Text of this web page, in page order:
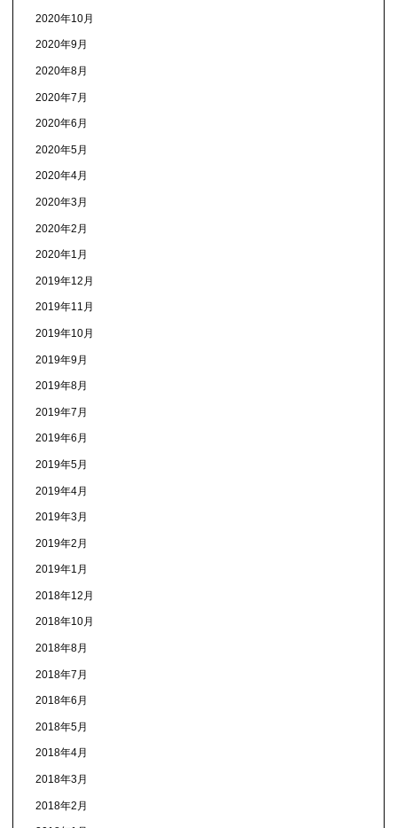
2020年10月
2020年9月
2020年8月
2020年7月
2020年6月
2020年5月
2020年4月
2020年3月
2020年2月
2020年1月
2019年12月
2019年11月
2019年10月
2019年9月
2019年8月
2019年7月
2019年6月
2019年5月
2019年4月
2019年3月
2019年2月
2019年1月
2018年12月
2018年10月
2018年8月
2018年7月
2018年6月
2018年5月
2018年4月
2018年3月
2018年2月